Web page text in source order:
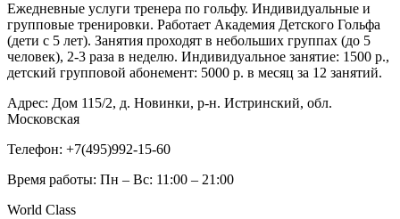
Ежедневные услуги тренера по гольфу. Индивидуальные и
групповые тренировки. Работает Академия Детского Гольфа
(дети с 5 лет). Занятия проходят в небольших группах (до 5
человек), 2-3 раза в неделю. Индивидуальное занятие: 1500 р.,
детский групповой абонемент: 5000 р. в месяц за 12 занятий.
Адрес: Дом 115/2, д. Новинки, р-н. Истринский, обл.
Московская
Телефон: +7(495)992-15-60
Время работы: Пн – Вс: 11:00 – 21:00
World Class